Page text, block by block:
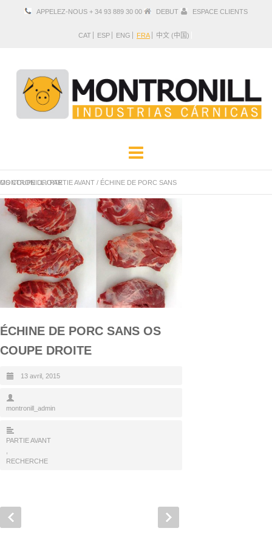
APPELEZ-NOUS + 34 93 889 30 00 DEBUT ESPACE CLIENTS
CAT ESP ENG FRA 中文 (中国)
ENTREPRISE
PRODUITS
SITUATION ET CONTACT
MONTRONILL/PARTIE AVANT /
ÉCHINE DE PORC SANS OS COUPE DROITE
ÉCHINE DE PORC SANS OS
COUPE DROITE
13 avril, 2015
montronill_admin
PARTIE AVANT
RECHERCHE